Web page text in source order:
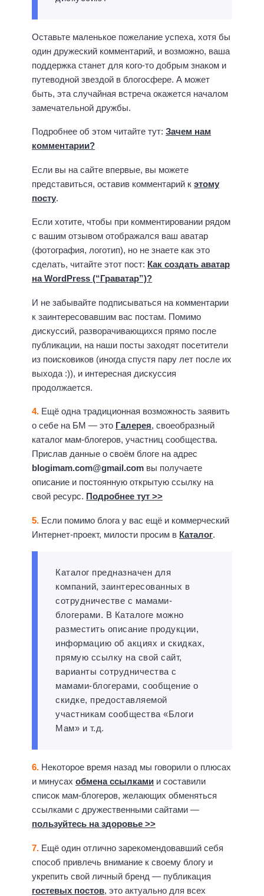
Оставьте маленькое пожелание успеха, хотя бы
один дружеский комментарий, и возможно, ваша
поддержка станет для кого-то добрым знаком и
путеводной звездой в блогосфере. А может
быть, эта случайная встреча окажется началом
замечательной дружбы.
Подробнее об этом читайте тут: Зачем нам
комментарии?
Если вы на сайте впервые, вы можете
представиться, оставив комментарий к этому
посту.
Если хотите, чтобы при комментировании рядом
с вашим отзывом отображался ваш аватар
(фотография, логотип), но не знаете как это
сделать, читайте этот пост: Как создать аватар
на WordPress (“Граватар”)?
И не забывайте подписываться на комментарии
к заинтересовавшим вас постам. Помимо
дискуссий, разворачивающихся прямо после
публикации, на наши посты заходят посетители
из поисковиков (иногда спустя пару лет после их
выхода :)), и интересная дискуссия
продолжается.
4. Ещё одна традиционная возможность заявить
о себе на БМ — это Галерея, своеобразный
каталог мам-блогеров, участниц сообщества.
Прислав данные о своём блоге на адрес
blogimam.com@gmail.com вы получаете
описание и постоянную открытую ссылку на
свой ресурс. Подробнее тут >>
5. Если помимо блога у вас ещё и коммерческий
Интернет-проект, милости просим в Каталог.
Каталог предназначен для
компаний, заинтересованных в
сотрудничестве с мамами-
блогерами. В Каталоге можно
разместить описание продукции,
информацию об акциях и скидках,
прямую ссылку на свой сайт,
варианты сотрудничества с
мамами-блогерами, сообщение о
скидке, предоставляемой
участникам сообщества «Блоги
Мам» и т.д.
6. Некоторое время назад мы говорили о плюсах
и минусах обмена ссылками и составили
список мам-блогеров, желающих обменяться
ссылками с дружественными сайтами —
пользуйтесь на здоровье >>
7. Ещё один отлично зарекомендовавший себя
способ привлечь внимание к своему блогу и
укрепить свой личный бренд — публикация
гостевых постов, это актуально для всех